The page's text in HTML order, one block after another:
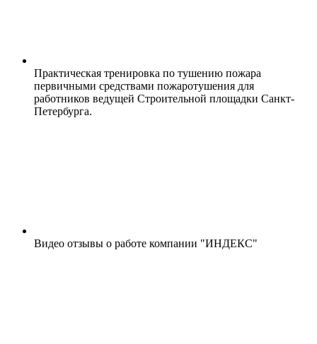
Практическая тренировка по тушению пожара
первичными средствами пожаротушения для
работников ведущей Строительной площадки Санкт-
Петербурга.
Видео отзывы о работе компании "ИНДЕКС"